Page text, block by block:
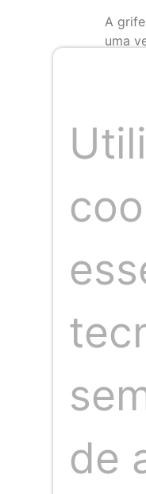
A
uma
com
Laíz
A
suas
festas.
de